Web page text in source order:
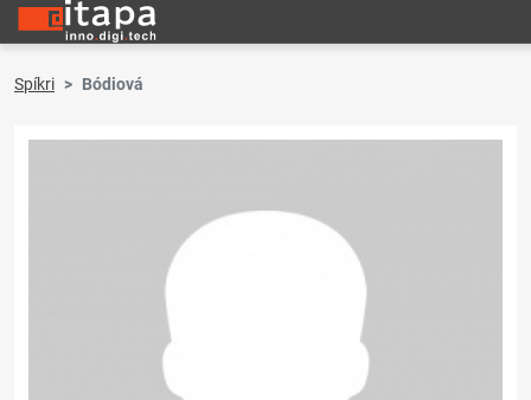
Spíkri Bódiová